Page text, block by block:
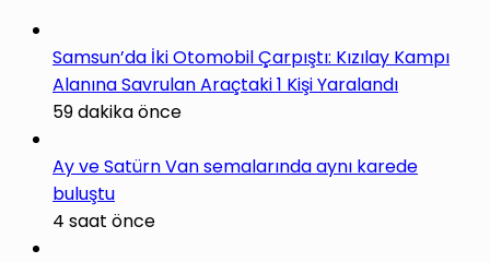
Samsun’da İki Otomobil Çarpıştı: Kızılay Kampı
Alanına Savrulan Araçtaki 1 Kişi Yaralandı
59 dakika önce
Ay ve Satürn Van semalarında aynı karede
buluştu
4 saat önce